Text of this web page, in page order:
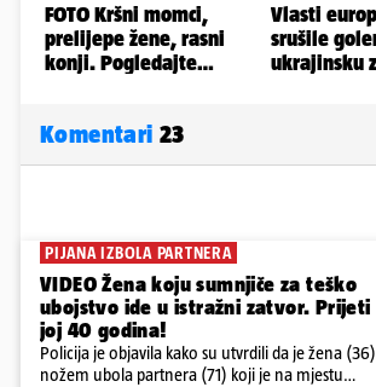
Komentari 23
PIJANA IZBOLA PARTNERA
VIDEO Žena koju sumnjiče za teško
ubojstvo ide u istražni zatvor. Prijeti
joj 40 godina!
Policija je objavila kako su utvrdili da je žena (36)
nožem ubola partnera (71) koji je na mjestu